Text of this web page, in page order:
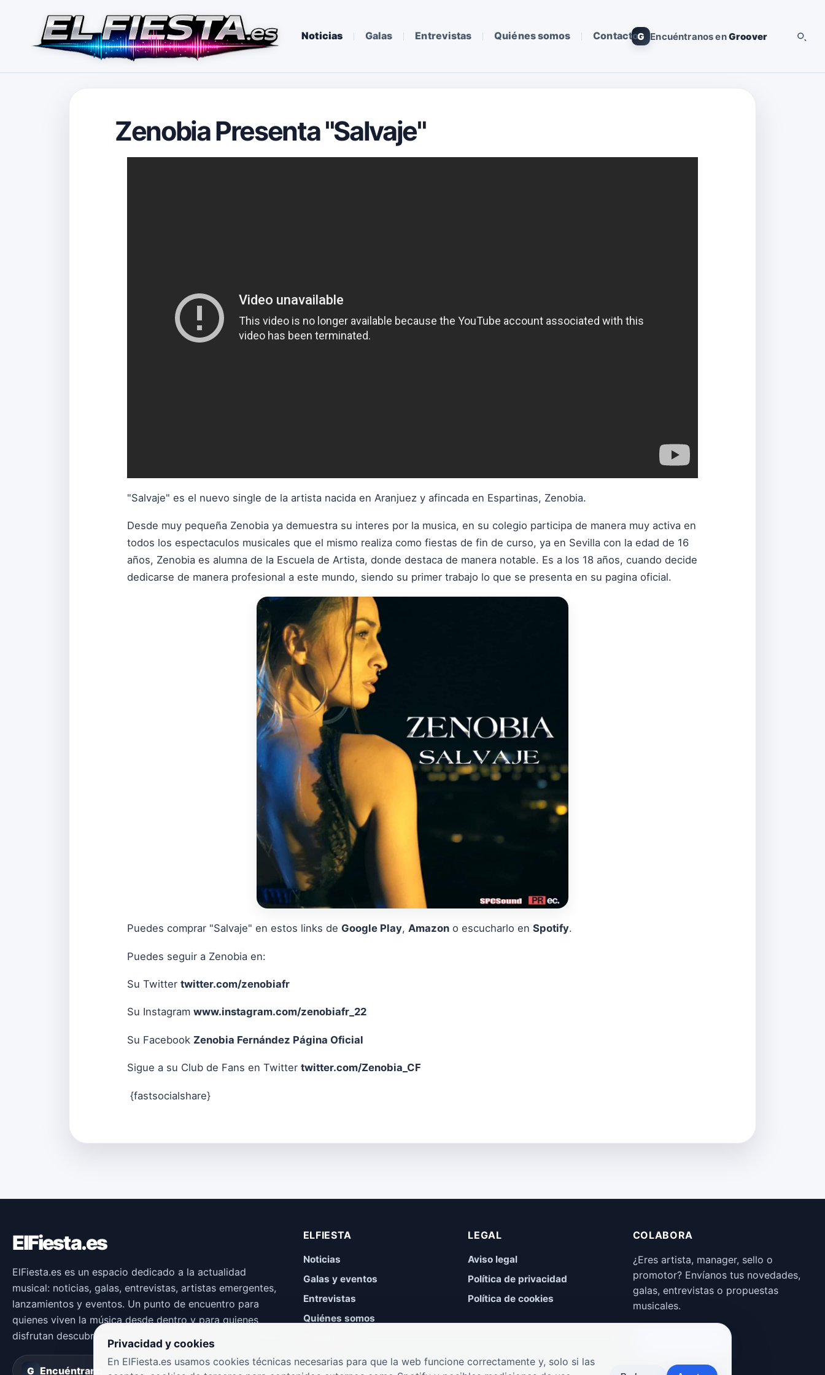
Noticias Galas Entrevistas Quiénes somos ContactoG Encuéntranos enGroover
Zenobia Presenta "Salvaje"
"Salvaje" es el nuevo single de la artista nacida en Aranjuez y afincada en Espartinas, Zenobia.
Desde muy pequeña Zenobia ya demuestra su interes por la musica, en su colegio participa de manera muy activa en
todos los espectaculos musicales que el mismo realiza como fiestas de fin de curso, ya en Sevilla con la edad de 16
años, Zenobia es alumna de la Escuela de Artista, donde destaca de manera notable. Es a los 18 años, cuando decide
dedicarse de manera profesional a este mundo, siendo su primer trabajo lo que se presenta en su pagina oficial.
Puedes comprar "Salvaje" en estos links de Google Play, Amazon o escucharlo en Spotify.
Puedes seguir a Zenobia en:
Su Twitter twitter.com/zenobiafr
Su Instagram www.instagram.com/zenobiafr_22
Su Facebook Zenobia Fernández Página Oficial
Sigue a su Club de Fans en Twitter twitter.com/Zenobia_CF
{fastsocialshare}
ElFiesta.es
ElFiesta.es es un espacio dedicado a la actualidad
musical: noticias, galas, entrevistas, artistas emergentes,
lanzamientos y eventos. Un punto de encuentro para
quienes viven la música desde dentro y para quienes
disfrutan descubriendo nuevas propuestas.
G Encuéntranos en Groover
ELFIESTA
Noticias
Galas y eventos
Entrevistas
Quiénes somos
LEGAL
Aviso legal
Política de privacidad
Política de cookies
COLABORA
¿Eres artista, manager, sello o
promotor? Envíanos tus novedades,
galas, entrevistas o propuestas
musicales.
Privacidad y cookies
En ElFiesta.es usamos cookies técnicas necesarias para que la web funcione correctamente y, solo si las